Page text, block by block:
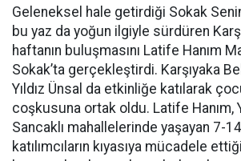
Geleneksel hale getirdiği Sokak Senin
bu yaz da yoğun ilgiyle sürdüren
haftanın buluşmasını Latife Hanım
Sokak’ta gerçekleştirdi. Karşıyaka
Yıldız Ünsal da etkinliğe katılarak
coşkusuna ortak oldu. Latife Hanım,
Sancaklı mahallelerinde yaşayan 7-
katılımcıların kıyasıya mücadele